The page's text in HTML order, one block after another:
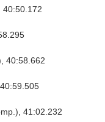
40:50.172
40:58.662
41:02.232